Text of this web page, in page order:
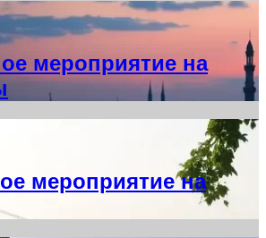
мероприятие на
мероприятие на